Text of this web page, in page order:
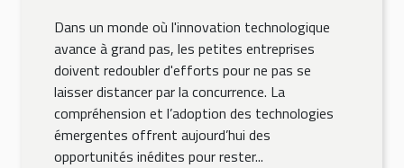
émergentes pour rester
compétitives ?
Dans un monde où l'innovation technologique
avance à grand pas, les petites entreprises
doivent redoubler d'efforts pour ne pas se
laisser distancer par la concurrence. La
compréhension et l’adoption des technologies
émergentes offrent aujourd’hui des
opportunités inédites pour rester...